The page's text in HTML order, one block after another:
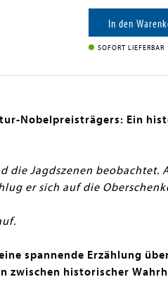
In den
SOFORT LIEFERBAR
Nobelpreisträgers: Ein
die Jagdszenen beobachtet.
er sich auf die
spannende Erzählung
zwischen historischer